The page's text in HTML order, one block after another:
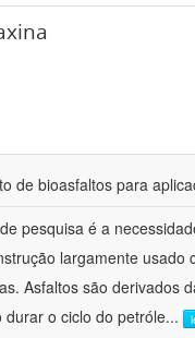
de bioasfaltos para
pesquisa é a
largamente usado
Asfaltos são derivados
o ciclo do petróle...